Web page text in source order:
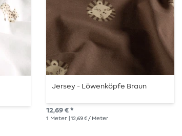
Jersey - Löwenköpfe Braun
12,69 € *
1 Meter | 12,69 € / Meter